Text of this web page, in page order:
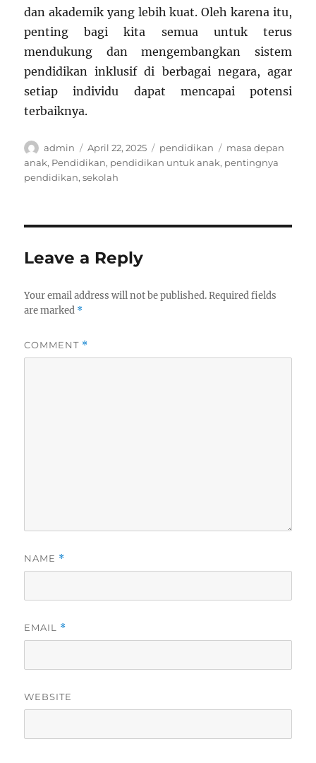
dan akademik yang lebih kuat. Oleh karena itu,
penting bagi kita semua untuk terus
mendukung dan mengembangkan sistem
pendidikan inklusif di berbagai negara, agar
setiap individu dapat mencapai potensi
terbaiknya.
Author
admin
Posted
on
April 22, 2025 Categories
pendidikan Tags
masa depan
anak, Pendidikan, pendidikan untuk anak, pentingnya
pendidikan,sekolah
Leave a Reply
Your email address will not be published. Required fields
are marked *
COMMENT *
NAME *
EMAIL *
WEBSITE